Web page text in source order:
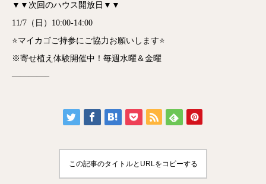
▼▼次回のハウス開放日▼▼
11/7（日）10:00-14:00
⭐️マイカゴご持参にご協力お願いします⭐️
※寄せ植え体験開催中！毎週水曜＆金曜
————–
この記事のタイトルとURLをコピーする